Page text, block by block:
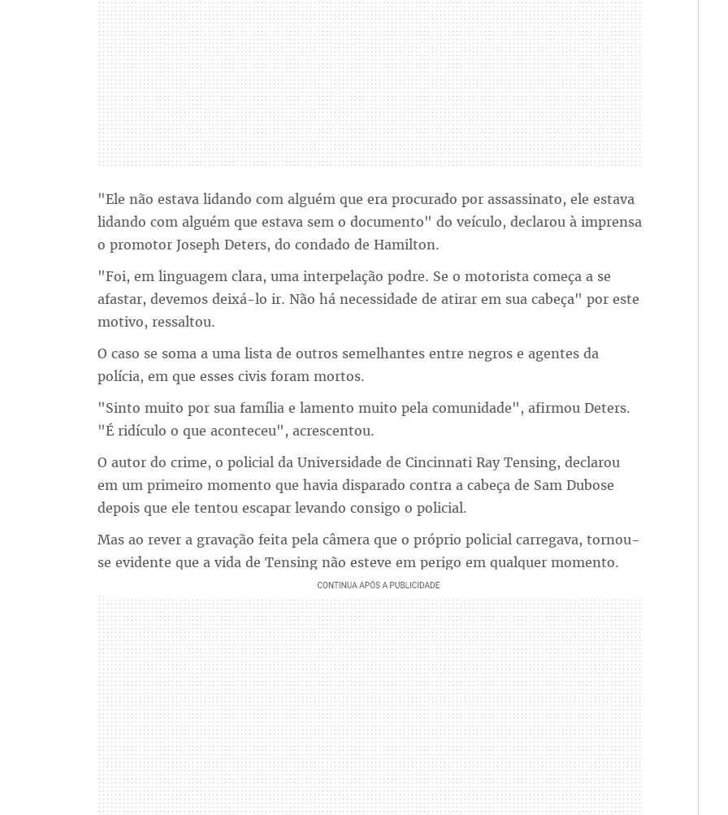
"Ele não estava lidando com alguém que era procurado por assassinato, ele estava
lidando com alguém que estava sem o documento" do veículo, declarou à imprensa
o promotor Joseph Deters, do condado de Hamilton.
"Foi, em linguagem clara, uma interpelação podre. Se o motorista começa a se
afastar, devemos deixá-lo ir. Não há necessidade de atirar em sua cabeça" por este
motivo, ressaltou.
O caso se soma a uma lista de outros semelhantes entre negros e agentes da
polícia, em que esses civis foram mortos.
"Sinto muito por sua família e lamento muito pela comunidade", afirmou Deters.
"É ridículo o que aconteceu", acrescentou.
O autor do crime, o policial da Universidade de Cincinnati Ray Tensing, declarou
em um primeiro momento que havia disparado contra a cabeça de Sam Dubose
depois que ele tentou escapar levando consigo o policial.
Mas ao rever a gravação feita pela câmera que o próprio policial carregava, tornou-
se evidente que a vida de Tensing não esteve em perigo em qualquer momento.